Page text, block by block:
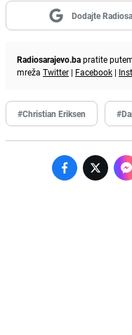
Dodajte
Radiosarajevo.bapratite
mreža Twitter | Facebook |
#Christian Eriksen